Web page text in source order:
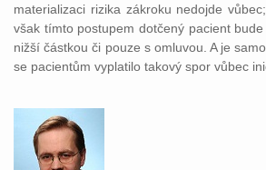
materializaci rizika zákroku nedojde
však tímto postupem dotčený pacient
nižší částkou či pouze s omluvou. A je
se pacientům vyplatilo takový spor vůbec